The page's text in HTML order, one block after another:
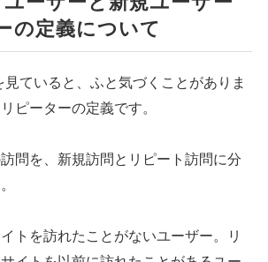
の定義について
ていると、ふと気づくことがありま
ピーターの定義です。
問を、新規訪問とリピート訪問に分
トを訪れたことがないユーザー。リ